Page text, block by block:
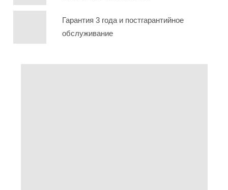
Гарантия 3 года и постгарантийное
обслуживание